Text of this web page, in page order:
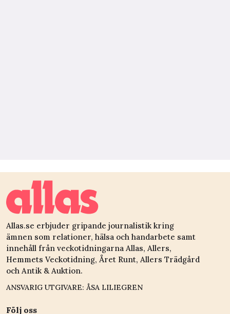
Allas.se erbjuder gripande journalistik kring
ämnen som relationer, hälsa och handarbete samt
innehåll från veckotidningarna Allas, Allers,
Hemmets Veckotidning, Året Runt, Allers Trädgård
och Antik & Auktion.
ANSVARIG UTGIVARE: ÅSA LILIEGREN
Följ oss